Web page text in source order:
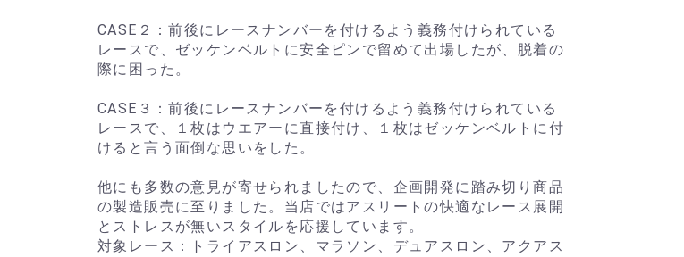
CASE２：前後にレースナンバーを付けるよう義務付けられている
レースで、ゼッケンベルトに安全ピンで留めて出場したが、脱着の
際に困った。
CASE３：前後にレースナンバーを付けるよう義務付けられている
レースで、１枚はウエアーに直接付け、１枚はゼッケンベルトに付
けると言う面倒な思いをした。
他にも多数の意見が寄せられましたので、企画開発に踏み切り商品
の製造販売に至りました。当店ではアスリートの快適なレース展開
とストレスが無いスタイルを応援しています。
対象レース：トライアスロン、マラソン、デュアスロン、アクアス